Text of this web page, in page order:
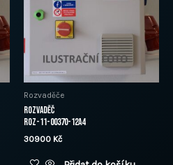
Rozvaděče
Rozvaděč
ROZ-11-00370-12A4
30900 Kč